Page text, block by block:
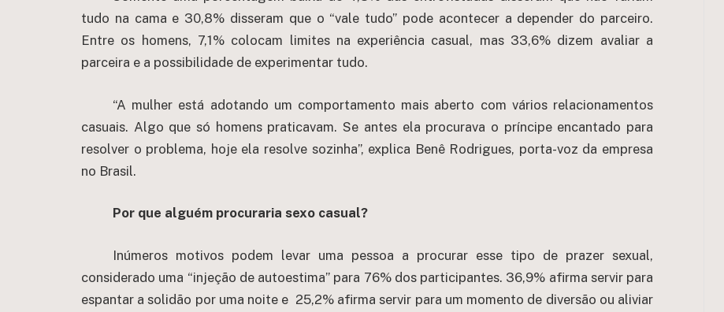
tudo na cama e 30,8% disseram que o “vale tudo” pode acontecer a depender do parceiro.
Entre os homens, 7,1% colocam limites na experiência casual, mas 33,6% dizem avaliar a
parceira e a possibilidade de experimentar tudo.
“A mulher está adotando um comportamento mais aberto com vários relacionamentos
casuais. Algo que só homens praticavam. Se antes ela procurava o príncipe encantado para
resolver o problema, hoje ela resolve sozinha”, explica Benê Rodrigues, porta-voz da empresa
no Brasil.
Por que alguém procuraria sexo casual?
Inúmeros motivos podem levar uma pessoa a procurar esse tipo de prazer sexual,
considerado uma “injeção de autoestima” para 76% dos participantes. 36,9% afirma servir para
espantar a solidão por uma noite e 25,2% afirma servir para um momento de diversão ou aliviar